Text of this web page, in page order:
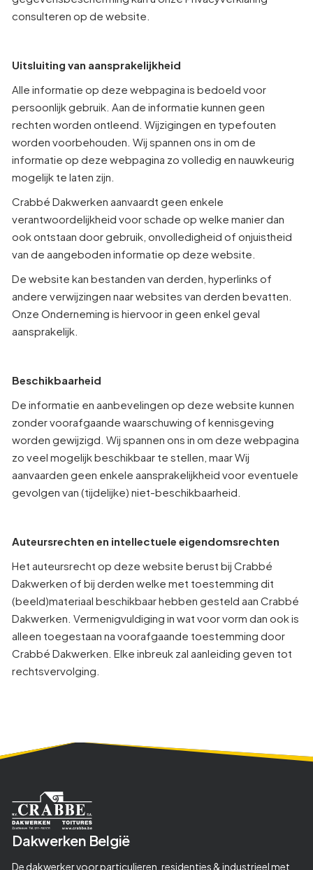
consulteren op de website.
Uitsluiting van aansprakelijkheid
Alle informatie op deze webpagina is bedoeld voor
persoonlijk gebruik. Aan de informatie kunnen geen
rechten worden ontleend. Wijzigingen en typefouten
worden voorbehouden. Wij spannen ons in om de
informatie op deze webpagina zo volledig en nauwkeurig
mogelijk te laten zijn.
Crabbé Dakwerken aanvaardt geen enkele
verantwoordelijkheid voor schade op welke manier dan
ook ontstaan door gebruik, onvolledigheid of onjuistheid
van de aangeboden informatie op deze website.
De website kan bestanden van derden, hyperlinks of
andere verwijzingen naar websites van derden bevatten.
Onze Onderneming is hiervoor in geen enkel geval
aansprakelijk.
Beschikbaarheid
De informatie en aanbevelingen op deze website kunnen
zonder voorafgaande waarschuwing of kennisgeving
worden gewijzigd. Wij spannen ons in om deze webpagina
zo veel mogelijk beschikbaar te stellen, maar Wij
aanvaarden geen enkele aansprakelijkheid voor eventuele
gevolgen van (tijdelijke) niet-beschikbaarheid.
Auteursrechten en intellectuele eigendomsrechten
Het auteursrecht op deze website berust bij Crabbé
Dakwerken of bij derden welke met toestemming dit
(beeld)materiaal beschikbaar hebben gesteld aan Crabbé
Dakwerken. Vermenigvuldiging in wat voor vorm dan ook is
alleen toegestaan na voorafgaande toestemming door
Crabbé Dakwerken. Elke inbreuk zal aanleiding geven tot
rechtsvervolging.
Dakwerken België
De dakwerker voor particulieren, residenties & industrieel met